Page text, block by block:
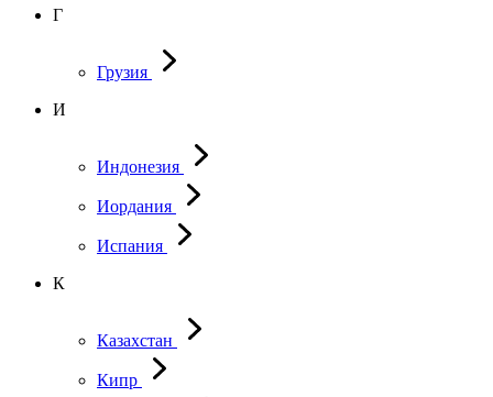
Г
Грузия
И
Индонезия
Иордания
Испания
К
Казахстан
Кипр